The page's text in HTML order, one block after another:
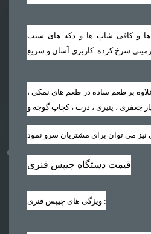
و کافی شاپ ها و دکه های سیب
زمینی سرخ کرده. کاربری آسان و سریع
بر طعم ساده در طعم های نمکی ،
پیاز جعفری ، پنیری ، ذرت ، کچاپ گوجه و
قیمت دستگاه چیپس فنری
ویژگی های چیپس فنری :